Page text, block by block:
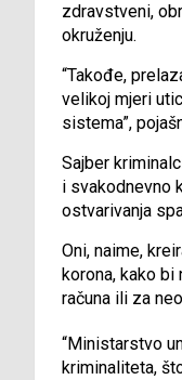
zdravstveni,
okruženju.
“Takođe,
velikoj mjeri
sistema”,
Sajber
i svakodnevno
ostvarivanja
Oni, naime,
korona, kako bi
računa ili za
“Ministarstvo
kriminaliteta,